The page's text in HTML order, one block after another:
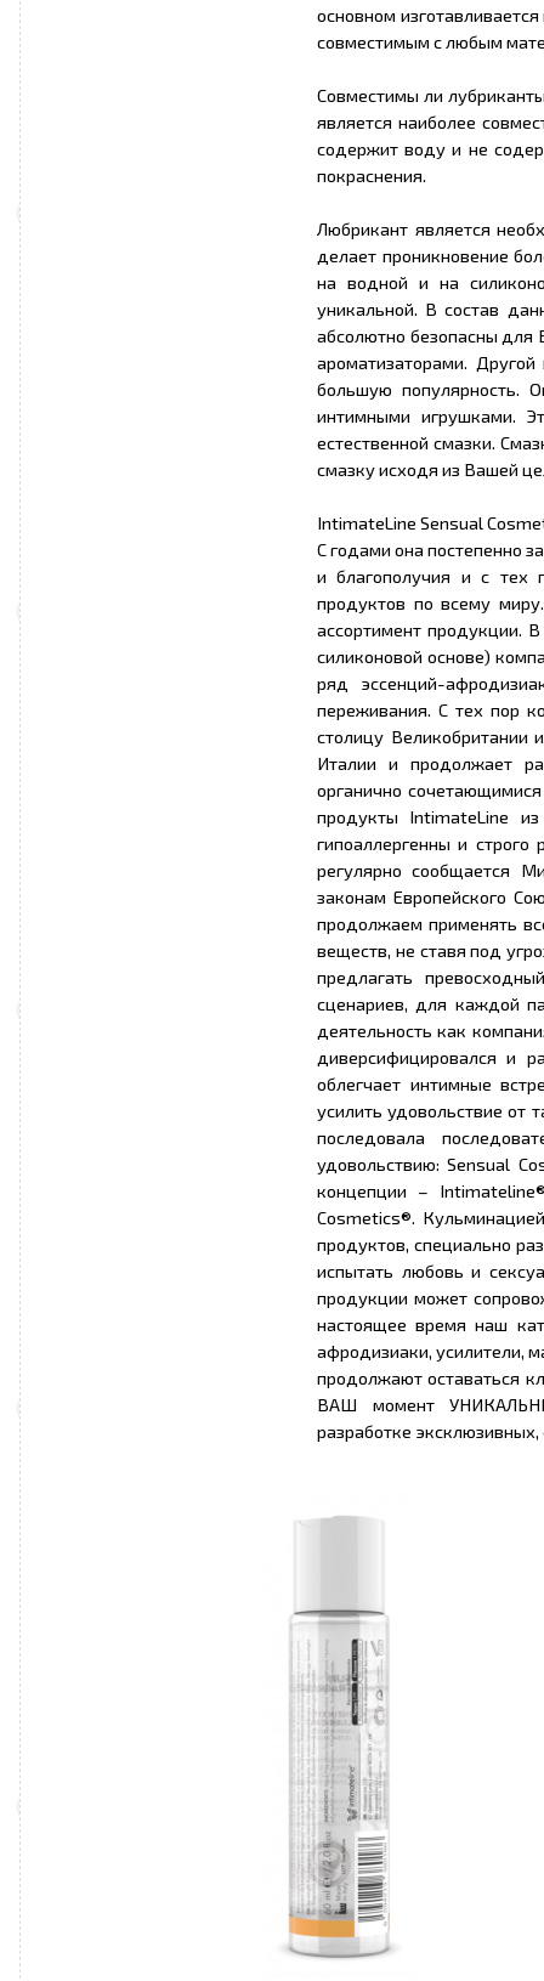
основном
совместимым с любым
Совместимы ли
является наиболее
содержит воду и не
покраснения.
Любрикант является
делает проникновение
на водной и на
уникальной. В состав
абсолютно безопасны для
ароматизаторами.
большую популярность.
интимными игрушками.
естественной смазки.
смазку исходя из Вашей
IntimateLine Sensual
С годами она постепенно
и благополучия и с тех
продуктов по всему
ассортимент продукции.
силиконовой основе)
ряд эссенций-
переживания. С тех пор
столицу Великобритании
Италии и продолжает
органично
продукты IntimateLine
гипоаллергенны и
регулярно сообщается
законам Европейского
продолжаем применять
веществ, не ставя под
предлагать
сценариев, для каждой
деятельность как
диверсифицировался и
облегчает интимные
усилить удовольствие от
последовала
удовольствию: Sensual
концепции –
Cosmetics®.
продуктов, специально
испытать любовь и
продукции может
настоящее время наш
афродизиаки, усилители,
продолжают оставаться
ВАШ момент
разработке